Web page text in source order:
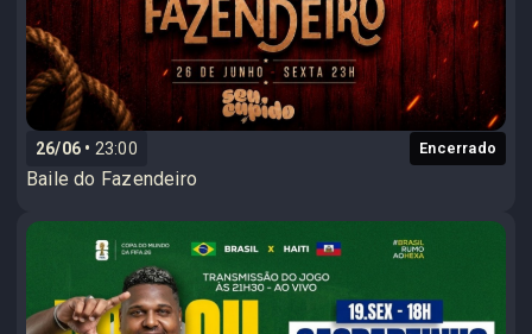
26/06 23:00 Encerrado
Baile do Fazendeiro